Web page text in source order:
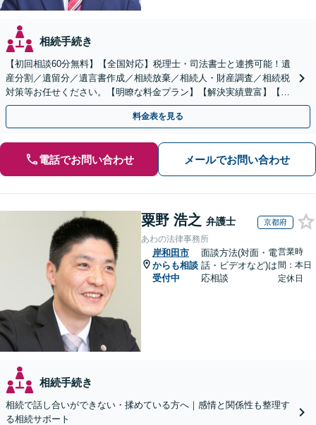
相続手続き
【初回相談60分無料】【全国対応】税理士・司法書士と連携可能！遺
産分割／遺留分／遺言書作成／相続放棄／相続人・財産調査／相続税
対策等お任せください。【明瞭な料金プラン】【解決実績豊富】【電
話相談可】
料金表を見る
電話でお問い合わせ メールでお問い合わせ
粟野 浩之 弁護士 京都府
あわの法律事務所
岸和田市
からも相談
受付中
面談方法(対面・電
話・ビデオなど)は
応相談
営業時
間：本日
定休日
相続手続き
相続で話し合いができない・揉めている方へ｜感情と関係性も整理す
る相続サポート